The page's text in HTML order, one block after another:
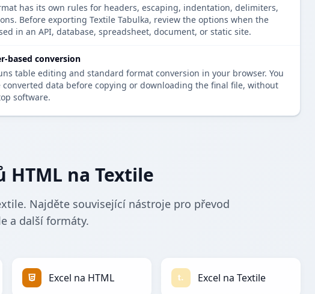
has its own rules for headers, escaping, indentation, delimiters,
Before exporting Textile Tabulka, review the options when the
in an API, database, spreadsheet, document, or static site.
based conversion
table editing and standard format conversion in your browser. You
converted data before copying or downloading the final file, without
software.
na Textile
Najděte související nástroje pro převod
a další formáty.
Excel na HTML Excel na Textile